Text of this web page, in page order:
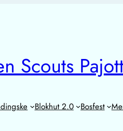
Scouts
Blokhut 2.0 Bosfest